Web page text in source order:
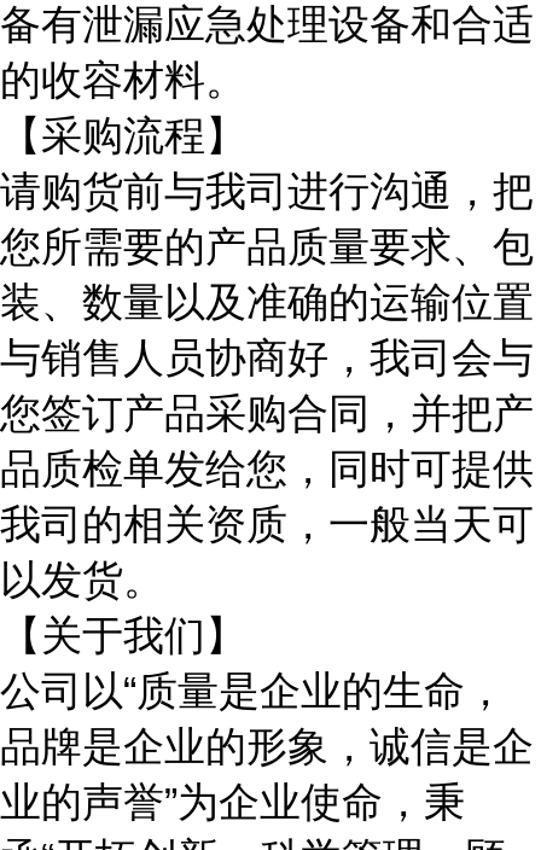
备有泄漏应急处理设备和合适
的收容材料。
【采购流程】
请购货前与我司进行沟通，把
您所需要的产品质量要求、包
装、数量以及准确的运输位置
与销售人员协商好，我司会与
您签订产品采购合同，并把产
品质检单发给您，同时可提供
我司的相关资质，一般当天可
以发货。
【关于我们】
公司以“质量是企业的生命，
品牌是企业的形象，诚信是企
业的声誉”为企业使命，秉